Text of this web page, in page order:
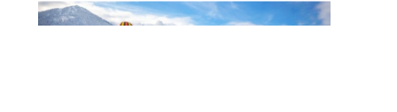
Noch Erfolg? 5 Strategien